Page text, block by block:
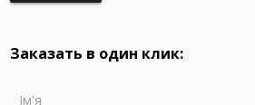
Заказать в один клик:
Ім'я